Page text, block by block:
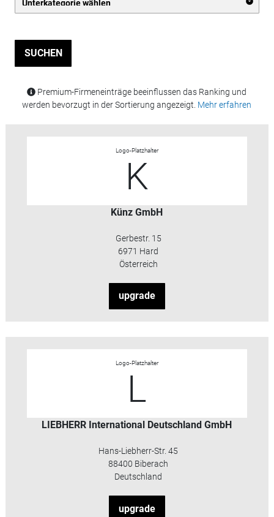
SUCHEN
Premium-Firmeneinträge beeinflussen das Ranking und
werden bevorzugt in der Sortierung angezeigt. Mehr erfahren
Logo-Platzhalter
K
Künz GmbH
Gerbestr. 15
6971 Hard
Österreich
upgrade
Logo-Platzhalter
L
LIEBHERR International Deutschland GmbH
Hans-Liebherr-Str. 45
88400 Biberach
Deutschland
upgrade